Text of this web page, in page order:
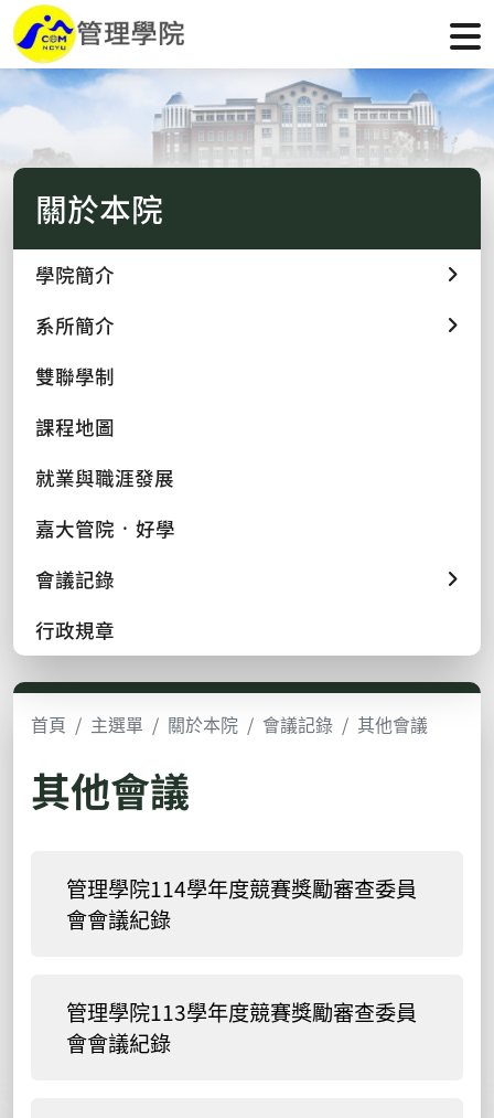
關於本院
學院簡介
系所簡介
雙聯學制
課程地圖
就業與職涯發展
嘉大管院 ᛫ 好學
會議記錄
行政規章
首頁 主選單 關於本院 會議記錄 其他會議
其他會議
管理學院114學年度競賽獎勵審查委員
會會議紀錄
管理學院113學年度競賽獎勵審查委員
會會議紀錄